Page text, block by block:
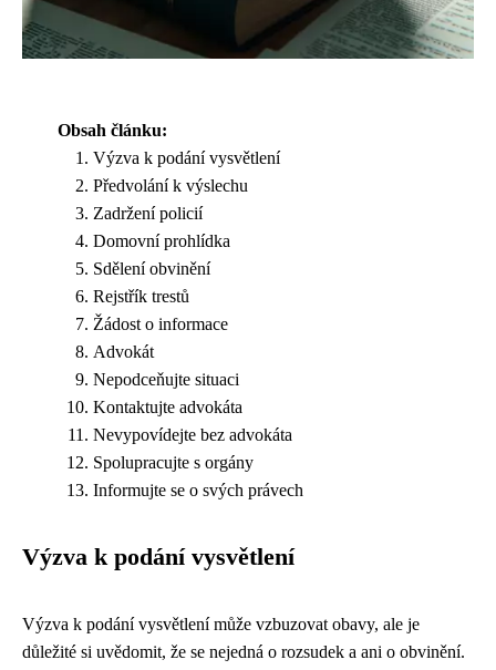
Obsah článku:
Výzva k podání vysvětlení
Předvolání k výslechu
Zadržení policií
Domovní prohlídka
Sdělení obvinění
Rejstřík trestů
Žádost o informace
Advokát
Nepodceňujte situaci
Kontaktujte advokáta
Nevypovídejte bez advokáta
Spolupracujte s orgány
Informujte se o svých právech
Výzva k podání vysvětlení
Výzva k podání vysvětlení může vzbuzovat obavy, ale je
důležité si uvědomit, že se nejedná o rozsudek a ani o obvinění.